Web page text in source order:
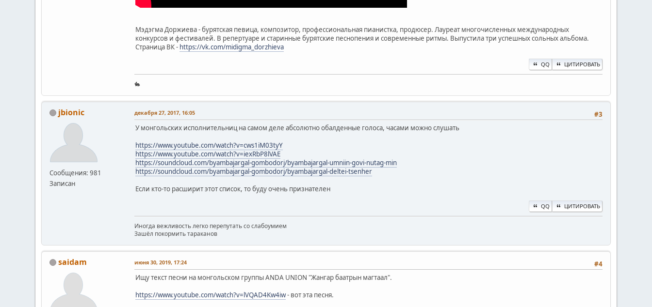
Мэдэгма Доржиева - бурятская певица, композитор, профессиональная пианистка, продюсер. Лауреат многочисленных международных
конкурсов и фестивалей. В репертуаре и старинные бурятские песнопения и современные ритмы. Выпустила три успешных сольных альбома.
Страница ВК - https://vk.com/midigma_dorzhieva
QQ ЦИТИРОВАТЬ
🐇
jbionic
Сообщения: 981
Записан
#3
декабря 27, 2017, 16:05
У монгольских исполнительниц на самом деле абсолютно обалденные голоса, часами можно слушать
https://www.youtube.com/watch?v=cws1iM03tyY
https://www.youtube.com/watch?v=iexRbP8lVAE
https://soundcloud.com/byambajargal-gombodorj/byambajargal-umniin-govi-nutag-min
https://soundcloud.com/byambajargal-gombodorj/byambajargal-deltei-tsenher
Если кто-то расширит этот список, то буду очень признателен
QQ ЦИТИРОВАТЬ
Иногда вежливость легко перепутать со слабоумием
Зашёл покормить тараканов
saidam #4
июня 30, 2019, 17:24
Ищу текст песни на монгольском группы ANDA UNION "Жангар баатрын магтаал".
https://www.youtube.com/watch?v=lVQAD4Kw4iw- вот эта песня.